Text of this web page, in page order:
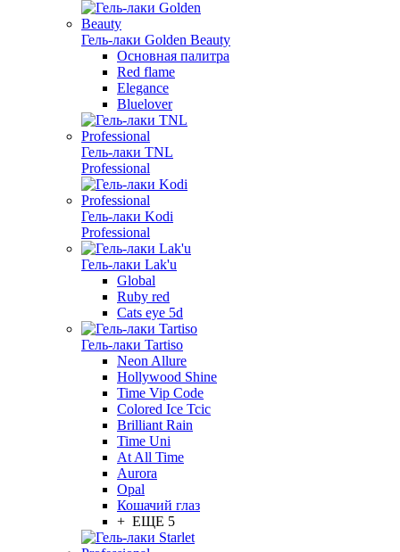
Гель-лаки Golden Beauty
Основная палитра
Red flame
Elegance
Bluelover
Гель-лаки TNL
Professional
Гель-лаки Kodi
Professional
Гель-лаки Lak'u
Global
Ruby red
Cats eye 5d
Гель-лаки Tartiso
Neon Allure
Hollywood Shine
Time Vip Code
Colored Ice Tcic
Brilliant Rain
Time Uni
At All Time
Aurora
Opal
Кошачий глаз
+ ЕЩЕ 5